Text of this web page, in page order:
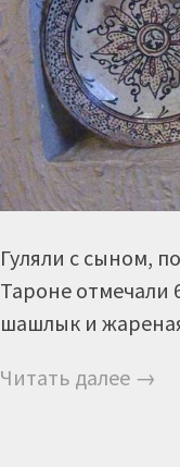
Гуляли с сыном,
Тароне отмечали
шашлык и
Читать далее →